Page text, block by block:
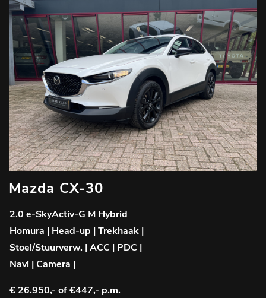
Mazda CX-30
2.0 e-SkyActiv-G M Hybrid
Homura | Head-up | Trekhaak |
Stoel/Stuurverw. | ACC | PDC |
Navi | Camera |
€ 26.950,- of €447,- p.m.